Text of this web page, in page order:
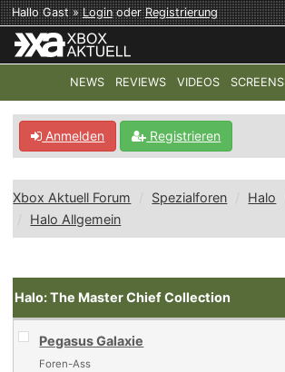
Hallo Gast »LoginoderRegistrierung
NEWS REVIEWS VIDEOS SCREENS
TOP-THEMEN: COD: MODERN WARFARE 4
Anmelden Registrieren
Xbox Aktuell Forum Spezialforen Halo
Halo Allgemein
Halo: The Master Chief Collection
Pegasus Galaxie
Foren-Ass